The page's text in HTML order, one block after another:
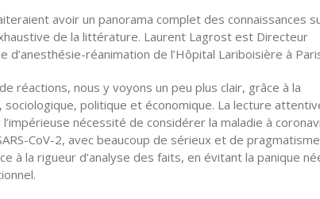
avoir un panorama complet des connaissances
de la littérature. Laurent Lagrost est Directeur
d’anesthésie-réanimation de l’Hôpital Lariboisière à
réactions, nous y voyons un peu plus clair, grâce à la
politique et économique. La lecture
nécessité de considérer la maladie à
CoV-2, avec beaucoup de sérieux et de
la rigueur d’analyse des faits, en évitant la panique